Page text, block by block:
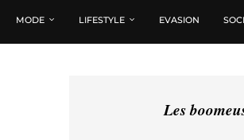
MODE LIFESTYLE EVASION
Les